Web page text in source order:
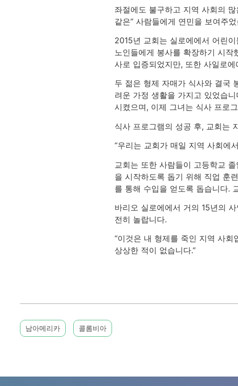
좌절에도 불구하고 지역 사회의
같은” 사람들에게 연민을 보여주
2015년 교회는 실로에에서 어린
노인들에게 봉사를 확장하기 시
사로 입증되었지만, 또한 사일로
두 젊은 형제 자매가 식사와 결국
려운 가정 생활을 가지고 있었습
시켰으며, 이제 그녀는 식사 프로
식사 프로그램의 성공 후, 교회는
“우리는 교회가 매일 지역 사회에
교회는 또한 사람들이 고등학교
을 시작하도록 돕기 위해 직업 훈
를 통해 수입을 얻도록 돕습니다.
바리오 실로에에서 거의 15년의
전히 놀랍니다.
“이것은 내 형제를 죽인 지역 사회
상상한 적이 없습니다.”
남아메리카 콜롬비아